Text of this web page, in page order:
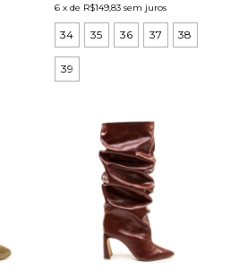
6 x de R$149,83 sem juros
34 35 36 37 38
39